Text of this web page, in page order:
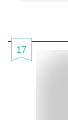
17